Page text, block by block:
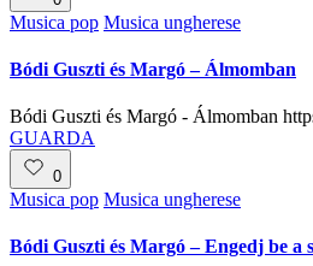
Posted
Musica pop Musica ungherese
Bódi Guszti és Margó – Álmomban
Bódi Guszti és Margó - Álmomban
GUARDA
0
Posted
Musica pop Musica ungherese
Bódi Guszti és Margó – Engedj be a